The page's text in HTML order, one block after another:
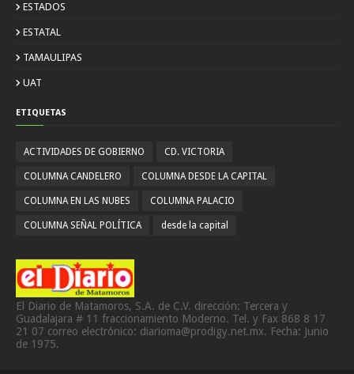
ESTADOS
ESTATAL
TAMAULIPAS
UAT
ETIQUETAS
ACTIVIDADES DE GOBIERNO CD. VICTORIA
COLUMNA CANDELERO COLUMNA DESDE LA CAPITAL
COLUMNA EN LAS NUBES COLUMNA PALACIO
COLUMNA SEÑAL POLÍTICA desde la capital
El Diario de Matamoros, S.A. de C.V. dirección: Tercera y
Guadalajara # 11 fraccionamiento Moderno. Tel. y Fax 868 8 17
21 07 correo electrónico: diarioma@prodigy.net.mx. Fecha: Junio
de 1975.